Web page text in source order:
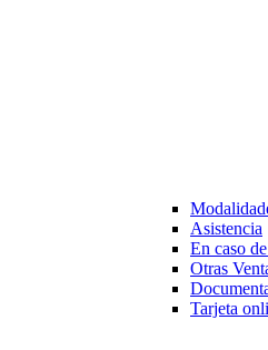
Asistencia
En caso
Otras
Tarjeta